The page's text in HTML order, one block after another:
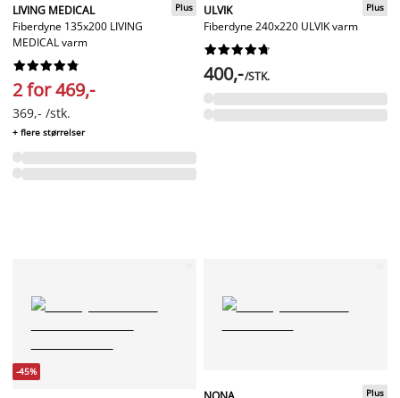
LIVING MEDICAL
Fiberdyne 135x200 LIVING
MEDICAL varm
Plus






2 for 469,-
369,- /stk.
+ flere størrelser
ULVIK
Fiberdyne 240x220 ULVIK varm
Plus






400,-/STK.
-45%
Plus